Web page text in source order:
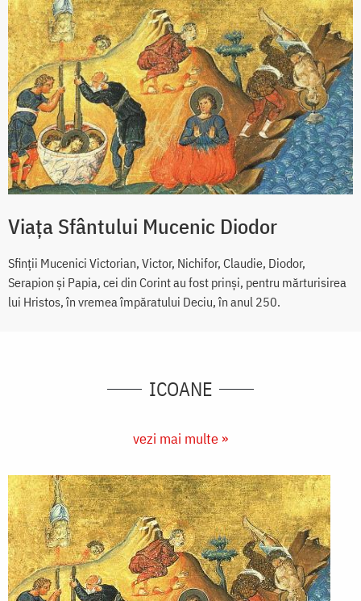
Viaţa Sfântului Mucenic Diodor
Sfinţii Mucenici Victorian, Victor, Nichifor, Claudie, Diodor,
Serapion şi Papia, cei din Corint au fost prinşi, pentru mărturisirea
lui Hristos, în vremea împăratului Deciu, în anul 250.
ICOANE
vezi mai multe »